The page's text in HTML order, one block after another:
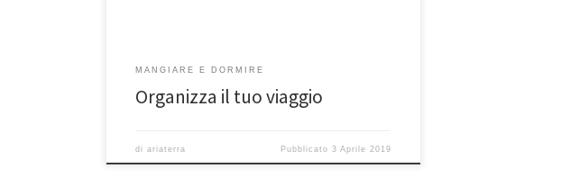
MANGIARE E DORMIRE
Organizza il tuo viaggio
diariaterra Pubblicato 3 Aprile 2019